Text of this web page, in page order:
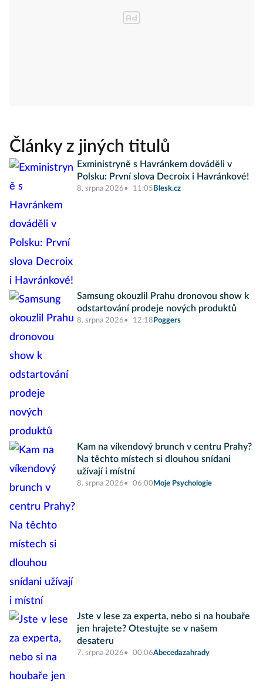
Články z jiných titulů
Exministryně s Havránkem dováděli v
Polsku: První slova Decroix i Havránkové!
8. srpna 2026 11:05 Blesk.cz
Samsung okouzlil Prahu dronovou show k
odstartování prodeje nových produktů
8. srpna 2026 12:18 Poggers
Kam na víkendový brunch v centru Prahy?
Na těchto místech si dlouhou snídani
užívají i místní
8. srpna 2026 06:00 Moje Psychologie
Jste v lese za experta, nebo si na houbaře
jen hrajete? Otestujte se v našem
desateru
7. srpna 2026 00:06Abecedazahrady